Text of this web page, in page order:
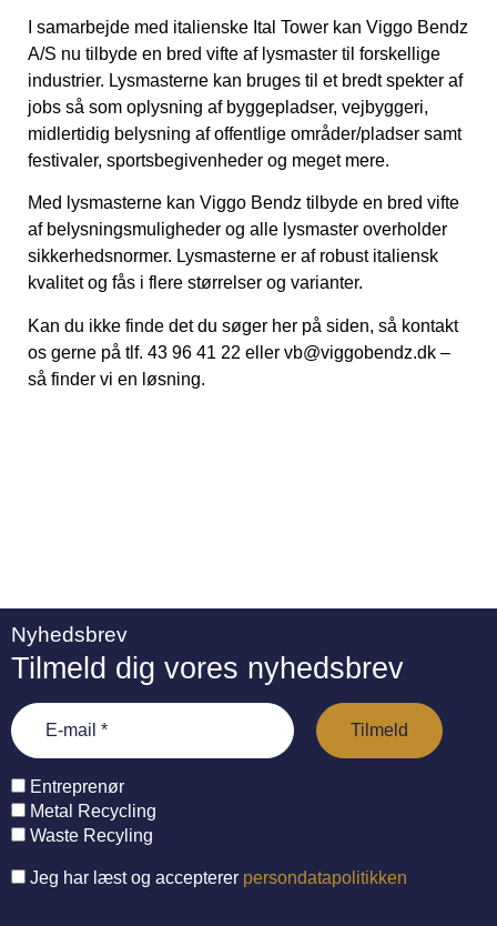
I samarbejde med italienske Ital Tower kan Viggo Bendz
A/S nu tilbyde en bred vifte af lysmaster til forskellige
industrier. Lysmasterne kan bruges til et bredt spekter af
jobs så som oplysning af byggepladser, vejbyggeri,
midlertidig belysning af offentlige områder/pladser samt
festivaler, sportsbegivenheder og meget mere.
Med lysmasterne kan Viggo Bendz tilbyde en bred vifte
af belysningsmuligheder og alle lysmaster overholder
sikkerhedsnormer. Lysmasterne er af robust italiensk
kvalitet og fås i flere størrelser og varianter.
Kan du ikke finde det du søger her på siden, så kontakt
os gerne på tlf. 43 96 41 22 eller vb@viggobendz.dk –
så finder vi en løsning.
Nyhedsbrev
Tilmeld dig vores nyhedsbrev
Entreprenør
Metal Recycling
Waste Recyling
Jeg har læst og accepterer persondatapolitikken